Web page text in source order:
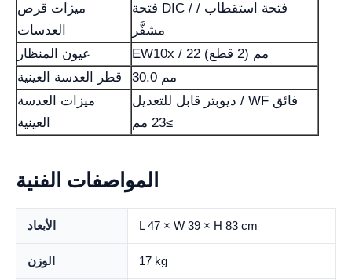
ميزات قرص
العدسات
فتحة DIC / فتحة استقطاب /
مشفَّر
عيون المنظار
EW10x / 22 مم (2 قطع)
قطر العدسة العينية
30.0 مم
ميزات العدسة
العينية
ديوبتر قابل للتعديل / WF فائق
≥23 مم
المواصفات الفنية
الأبعاد L 47 × W 39 × H 83 cm
الوزن 17 kg